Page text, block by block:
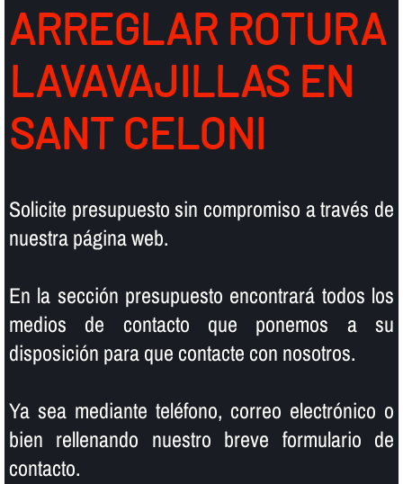
ARREGLAR ROTURA
LAVAVAJILLAS EN
SANT CELONI
Solicite presupuesto sin compromiso a través de
nuestra página web.
En la sección presupuesto encontrará todos los
medios de contacto que ponemos a su
disposición para que contacte con nosotros.
Ya sea mediante teléfono, correo electrónico o
bien rellenando nuestro breve formulario de
contacto.